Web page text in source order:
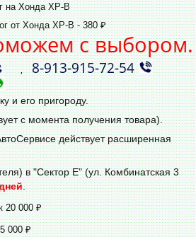
на Хонда ХР-В
от Хонда ХР-В - 380 ₽
с выбором.
,8‑913‑915‑72‑54
и его пригороду.
с момента получения товара).
действует расширенная
в "Сектор Е" (ул. Комбинатская 3
.
20 000 ₽
000 ₽